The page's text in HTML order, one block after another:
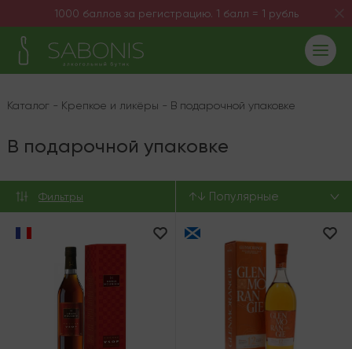
1000 баллов за регистрацию. 1 балл = 1 рубль
Каталог - Крепкое и ликёры - В подарочной упаковке
В подарочной упаковке
Фильтры ↑↓ Популярные